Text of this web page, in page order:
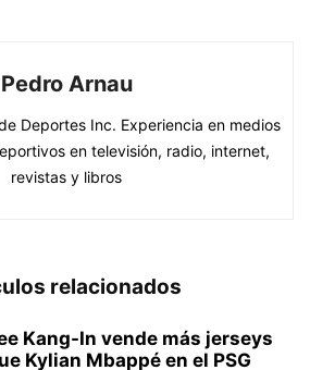
Pedro Arnau
Deportes Inc. Experiencia en medios
en televisión, radio, internet,
revistas y libros
relacionados
Kang-In vende más jerseys
Kylian Mbappé en el PSG